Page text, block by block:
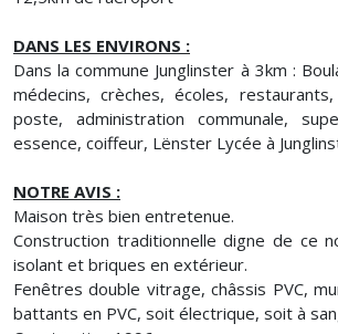
DANS LES ENVIRONS :
Dans la commune Junglinster à 3km :
médecins, crèches, écoles,
poste, administration communale,
essence, coiffeur, Lënster Lycée à
NOTRE AVIS :
Maison très bien entretenue.
Construction traditionnelle digne de ce
isolant et briques en extérieur.
Fenêtres double vitrage, châssis PVC,
battants en PVC, soit électrique, soit à